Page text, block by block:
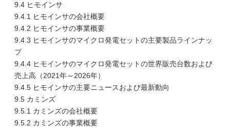
9.4 ヒモインサ
9.4.1 ヒモインサの会社概要
9.4.2 ヒモインサの事業概要
9.4.3 ヒモインサのマイクロ発電セットの主要製品ラインナッ
プ
9.4.4 ヒモインサのマイクロ発電セットの世界販売台数および
売上高（2021年～2026年）
9.4.5 ヒモインサの主要ニュースおよび最新動向
9.5 カミンズ
9.5.1 カミンズの会社概要
9.5.2 カミンズの事業概要